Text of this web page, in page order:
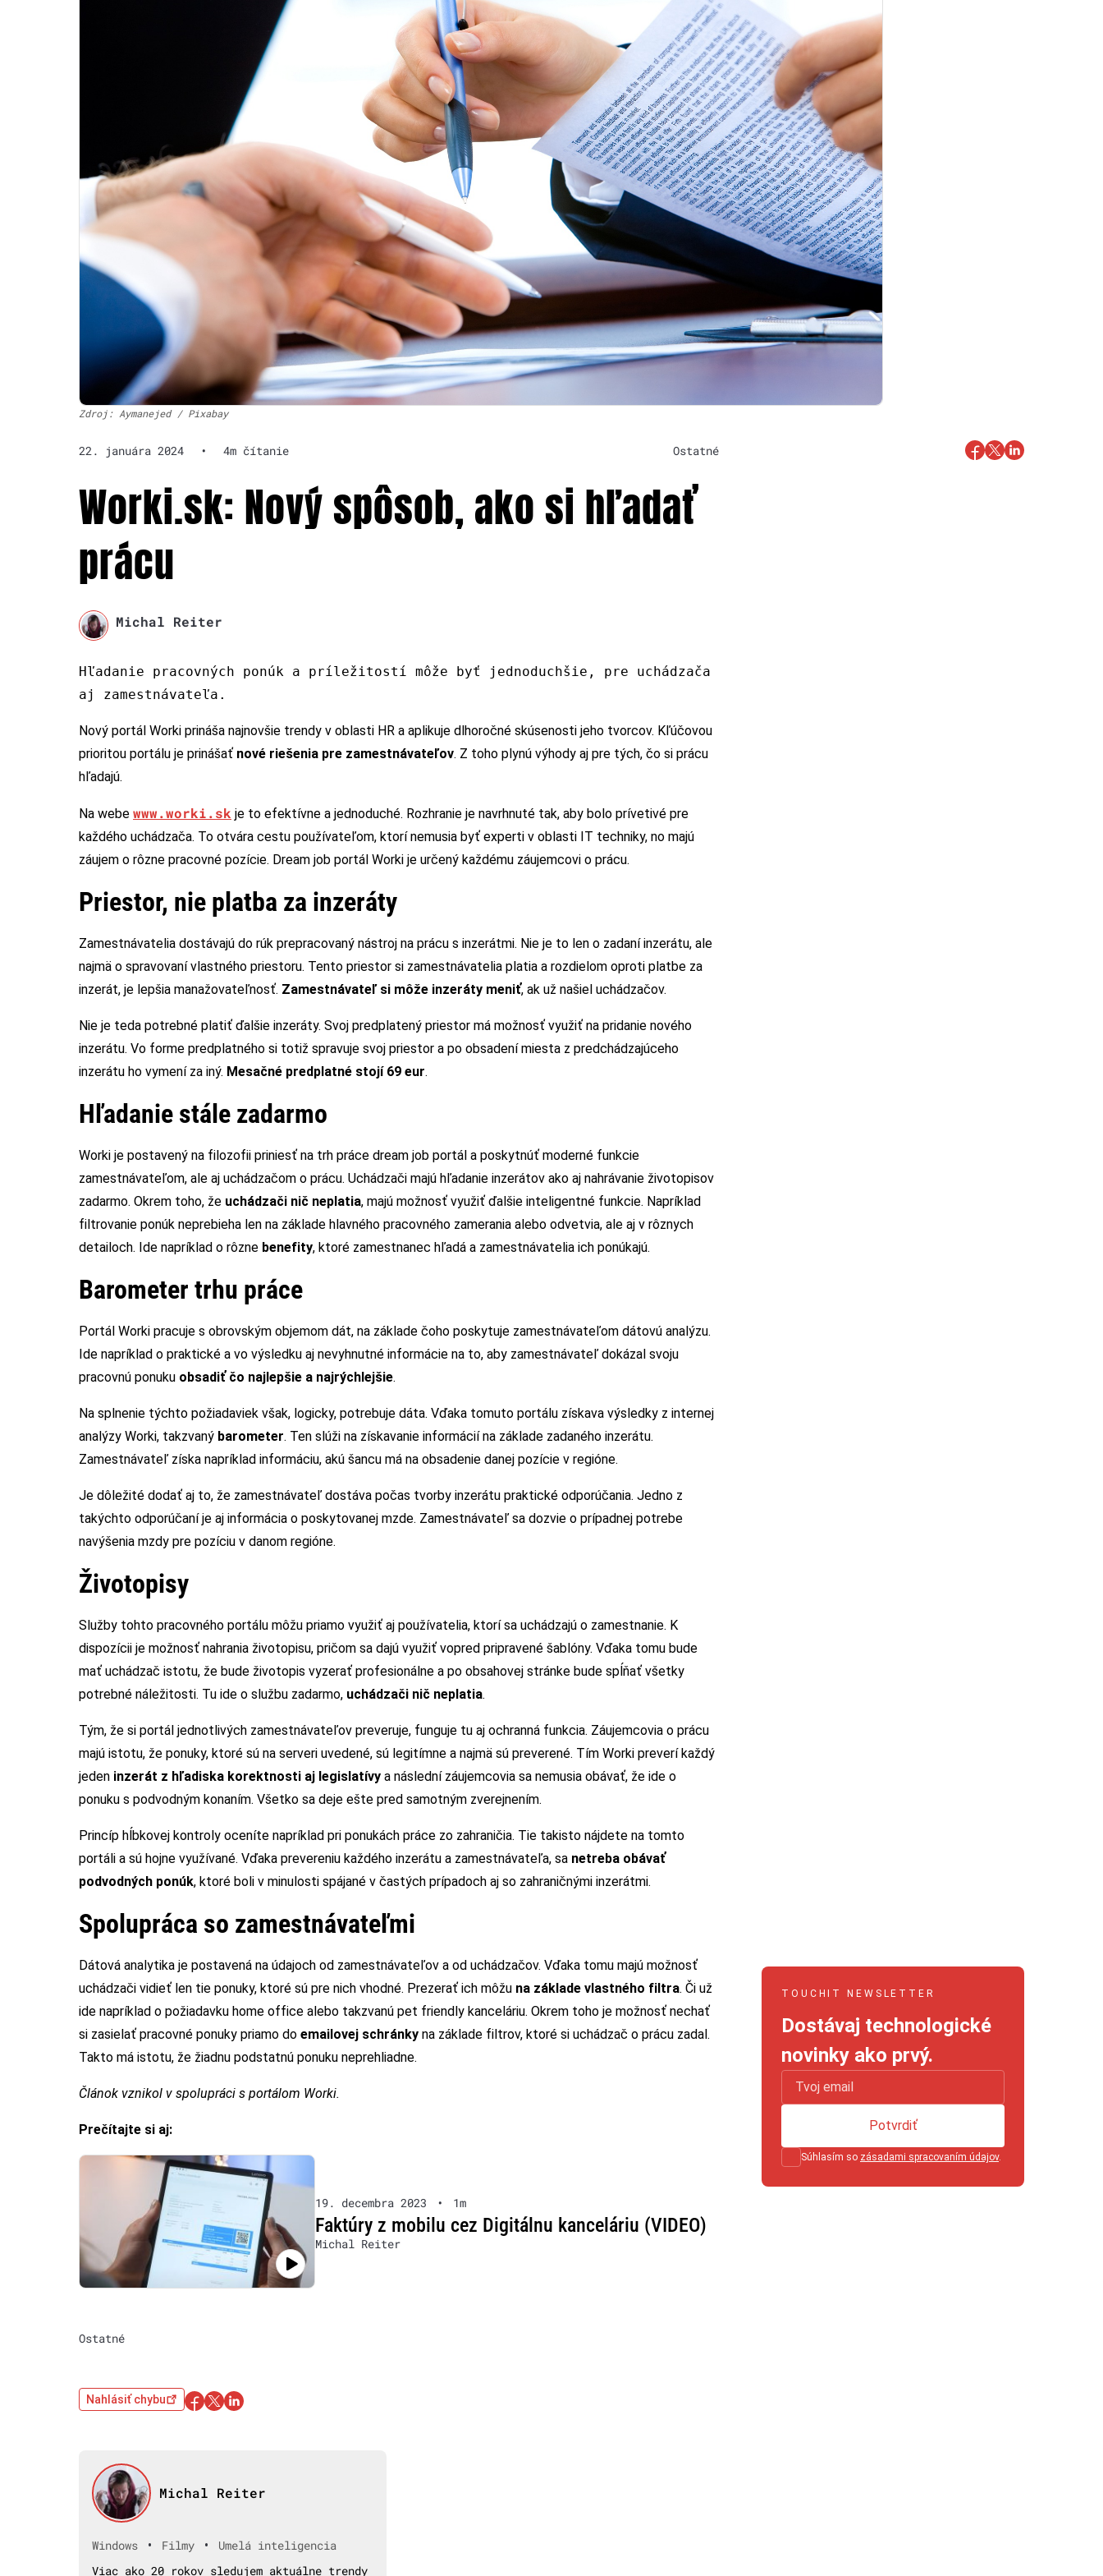
Zdroj: Aymanejed / Pixabay
22. januára 2024 • 4m čítanie Ostatné
Worki.sk: Nový spôsob, ako si hľadať
prácu
Michal Reiter
Hľadanie pracovných ponúk a príležitostí môže byť jednoduchšie, pre uchádzača
aj zamestnávateľa.
Nový portál Worki prináša najnovšie trendy v oblasti HR a aplikuje dlhoročné skúsenosti jeho tvorcov. Kľúčovou
prioritou portálu je prinášať nové riešenia pre zamestnávateľov. Z toho plynú výhody aj pre tých, čo si prácu
hľadajú.
Na webe www.worki.sk je to efektívne a jednoduché. Rozhranie je navrhnuté tak, aby bolo prívetivé pre
každého uchádzača. To otvára cestu používateľom, ktorí nemusia byť experti v oblasti IT techniky, no majú
záujem o rôzne pracovné pozície. Dream job portál Worki je určený každému záujemcovi o prácu.
Priestor, nie platba za inzeráty
Zamestnávatelia dostávajú do rúk prepracovaný nástroj na prácu s inzerátmi. Nie je to len o zadaní inzerátu, ale
najmä o spravovaní vlastného priestoru. Tento priestor si zamestnávatelia platia a rozdielom oproti platbe za
inzerát, je lepšia manažovateľnosť. Zamestnávateľ si môže inzeráty meniť, ak už našiel uchádzačov.
Nie je teda potrebné platiť ďalšie inzeráty. Svoj predplatený priestor má možnosť využiť na pridanie nového
inzerátu. Vo forme predplatného si totiž spravuje svoj priestor a po obsadení miesta z predchádzajúceho
inzerátu ho vymení za iný. Mesačné predplatné stojí 69 eur.
Hľadanie stále zadarmo
Worki je postavený na filozofii priniesť na trh práce dream job portál a poskytnúť moderné funkcie
zamestnávateľom, ale aj uchádzačom o prácu. Uchádzači majú hľadanie inzerátov ako aj nahrávanie životopisov
zadarmo. Okrem toho, že uchádzači nič neplatia, majú možnosť využiť ďalšie inteligentné funkcie. Napríklad
filtrovanie ponúk neprebieha len na základe hlavného pracovného zamerania alebo odvetvia, ale aj v rôznych
detailoch. Ide napríklad o rôzne benefity, ktoré zamestnanec hľadá a zamestnávatelia ich ponúkajú.
Barometer trhu práce
Portál Worki pracuje s obrovským objemom dát, na základe čoho poskytuje zamestnávateľom dátovú analýzu.
Ide napríklad o praktické a vo výsledku aj nevyhnutné informácie na to, aby zamestnávateľ dokázal svoju
pracovnú ponuku obsadiť čo najlepšie a najrýchlejšie.
Na splnenie týchto požiadaviek však, logicky, potrebuje dáta. Vďaka tomuto portálu získava výsledky z internej
analýzy Worki, takzvaný barometer. Ten slúži na získavanie informácií na základe zadaného inzerátu.
Zamestnávateľ získa napríklad informáciu, akú šancu má na obsadenie danej pozície v regióne.
Je dôležité dodať aj to, že zamestnávateľ dostáva počas tvorby inzerátu praktické odporúčania. Jedno z
takýchto odporúčaní je aj informácia o poskytovanej mzde. Zamestnávateľ sa dozvie o prípadnej potrebe
navýšenia mzdy pre pozíciu v danom regióne.
Životopisy
Služby tohto pracovného portálu môžu priamo využiť aj používatelia, ktorí sa uchádzajú o zamestnanie. K
dispozícii je možnosť nahrania životopisu, pričom sa dajú využiť vopred pripravené šablóny. Vďaka tomu bude
mať uchádzač istotu, že bude životopis vyzerať profesionálne a po obsahovej stránke bude spĺňať všetky
potrebné náležitosti. Tu ide o službu zadarmo, uchádzači nič neplatia.
Tým, že si portál jednotlivých zamestnávateľov preveruje, funguje tu aj ochranná funkcia. Záujemcovia o prácu
majú istotu, že ponuky, ktoré sú na serveri uvedené, sú legitímne a najmä sú preverené. Tím Worki preverí každý
jeden inzerát z hľadiska korektnosti aj legislatívy a následní záujemcovia sa nemusia obávať, že ide o
ponuku s podvodným konaním. Všetko sa deje ešte pred samotným zverejnením.
Princíp hĺbkovej kontroly oceníte napríklad pri ponukách práce zo zahraničia. Tie takisto nájdete na tomto
portáli a sú hojne využívané. Vďaka prevereniu každého inzerátu a zamestnávateľa, sa netreba obávať
podvodných ponúk, ktoré boli v minulosti spájané v častých prípadoch aj so zahraničnými inzerátmi.
Spolupráca so zamestnávateľmi
Dátová analytika je postavená na údajoch od zamestnávateľov a od uchádzačov. Vďaka tomu majú možnosť
uchádzači vidieť len tie ponuky, ktoré sú pre nich vhodné. Prezerať ich môžu na základe vlastného filtra. Či už
ide napríklad o požiadavku home office alebo takzvanú pet friendly kanceláriu. Okrem toho je možnosť nechať
si zasielať pracovné ponuky priamo do emailovej schránky na základe filtrov, ktoré si uchádzač o prácu zadal.
Takto má istotu, že žiadnu podstatnú ponuku neprehliadne.
Článok vznikol v spolupráci s portálom Worki.
Prečítajte si aj:
19. decembra 2023 • 1m
Faktúry z mobilu cez Digitálnu kanceláriu (VIDEO)
Michal Reiter
Ostatné
Nahlásiť chybu
Michal Reiter
Windows • Filmy •
Umelá inteligencia
Viac ako 20 rokov sledujem aktuálne trendy
TOUCHIT NEWSLETTER
Dostávaj technologické
novinky ako prvý.
Súhlasím so zásadami spracovaním údajov.
Potvrdiť